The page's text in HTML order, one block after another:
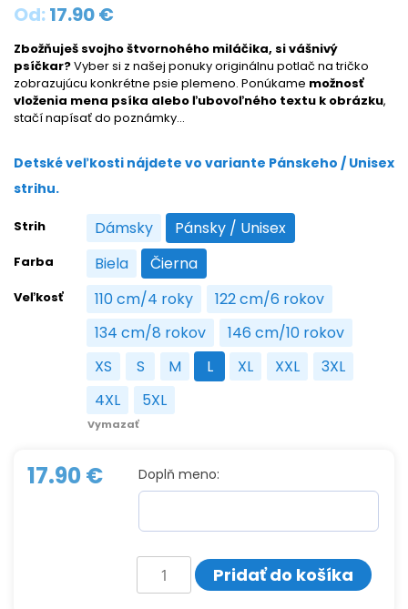
Od:17.90€
Zbožňuješ svojho štvornohého miláčika, si vášnivý
psíčkar?Vyber si z našej ponuky originálnu potlač na tričko
zobrazujúcu konkrétne psie plemeno. Ponúkame možnosť
vloženia mena psíka alebo ľubovoľného textu k obrázku,
stačí napísať do poznámky…
Detské veľkosti nájdete vo variante Pánskeho / Unisex
strihu.
Strih Dámsky
Dámsky Pánsky / Unisex
Pánsky / Unisex
Farba Biela
Biela Čierna
Čierna
Veľkosť 110 cm/4 roky
110 cm/4 roky122 cm/6 rokov
122 cm/6 rokov
134 cm/8 rokov
134 cm/8 rokov146 cm/10 rokov
146 cm/10 rokov
XS
XS S
S M
M LL XL
XL XXL
XXL 3XL
3XL
4XL
4XL 5XL
5XL
Vymazať
17.90€ Doplň meno:
množstvo
Tričko
s
Pridať do košíka